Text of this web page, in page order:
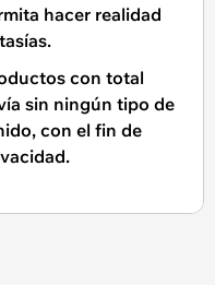
hacer realidad
con total
sin ningún tipo de
con el fin de